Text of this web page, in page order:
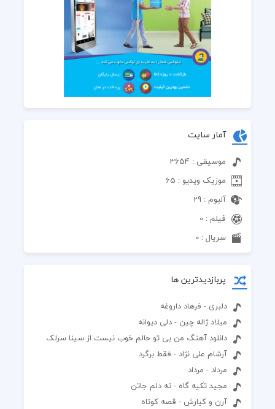
آمار سایت
موسیقی : 3654
موزیک ویدیو : 65
آلبوم : 29
فیلم : 0
سریال : 0
پربازدیدترین ها
دلبری - فرهاد داروغه
میلاد ژاله چین - دلی دیوانه
دانلود آهنگ من بی تو حالم خوب نیست از سینا سرلک
آرشام علی نژاد - فقط برگرد
مرداد - مرداد
مجید تکیه گاه - ته دلم جاتن
آرن و کیارش - قصه کوتاه